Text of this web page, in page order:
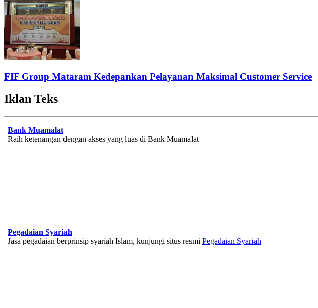
FIF Group Mataram Kedepankan Pelayanan Maksimal Customer Service
Iklan Teks
Bank Muamalat
Raih ketenangan dengan akses yang luas di Bank Muamalat
Pegadaian Syariah
Jasa pegadaian berprinsip syariah Islam, kunjungi situs resmi Pegadaian Syariah